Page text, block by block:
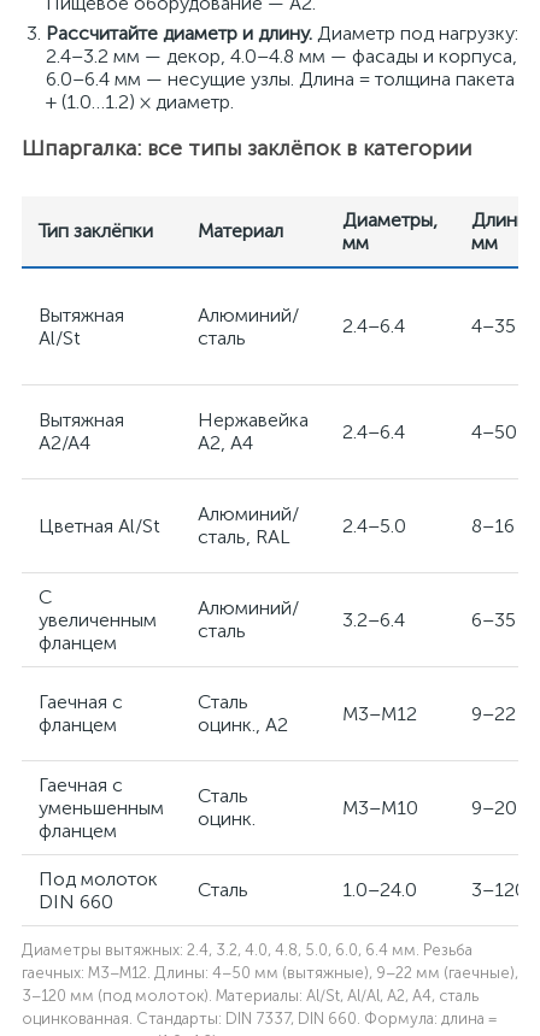
Рассчитайте диаметр и длину. Диаметр под нагрузку:
2.4–3.2 мм — декор, 4.0–4.8 мм — фасады и корпуса,
6.0–6.4 мм — несущие узлы. Длина = толщина пакета
+ (1.0…1.2) × диаметр.
Шпаргалка: все типы заклёпок в категории
Тип заклёпки Материал
Диаметры,
мм
Длины,
мм
Вытяжная
Al/St
Алюминий/
сталь
2.4–6.4 4–35
Вытяжная
A2/A4
Нержавейка
A2, A4
2.4–6.4 4–50
Цветная Al/St
Алюминий/
сталь, RAL
2.4–5.0 8–16
С
увеличенным
фланцем
Алюминий/
сталь
3.2–6.4 6–35
Гаечная с
фланцем
Сталь
оцинк., A2
M3–M12 9–22
Гаечная с
уменьшенным
фланцем
Сталь
оцинк.
M3–M10 9–20
Под молоток
DIN 660
Сталь 1.0–24.0 3–120
Диаметры вытяжных: 2.4, 3.2, 4.0, 4.8, 5.0, 6.0, 6.4 мм. Резьба
гаечных: M3–M12. Длины: 4–50 мм (вытяжные), 9–22 мм (гаечные),
3–120 мм (под молоток). Материалы: Al/St, Al/Al, A2, A4, сталь
оцинкованная. Стандарты: DIN 7337, DIN 660. Формула: длина =